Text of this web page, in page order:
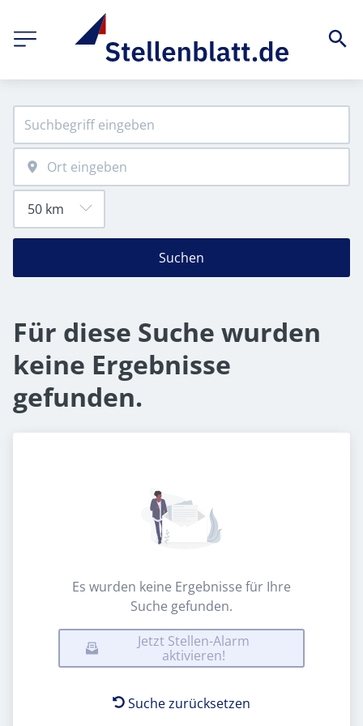
Suchen
Für diese Suche wurden
keine Ergebnisse
gefunden.
Es wurden keine Ergebnisse für Ihre
Suche gefunden.
Jetzt Stellen-Alarm
aktivieren!
Suche zurücksetzen